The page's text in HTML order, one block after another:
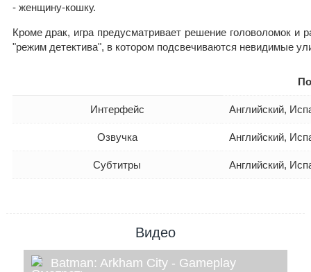
- женщину-кошку.
Кроме драк, игра предусматривает решение головоломок и
"режим детектива", в котором подсвечиваются невидимые
Интерфейс Английский,
Озвучка Английский,
Субтитры Английский,
Видео
Batman: Arkham City - Gameplay